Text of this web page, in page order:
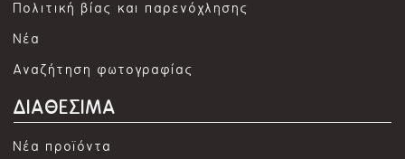
Πολιτική βίας και παρενόχλησης
Νέα
Αναζήτηση φωτογραφίας
ΔΙΑΘΕΣΙΜΑ
Νέα προϊόντα